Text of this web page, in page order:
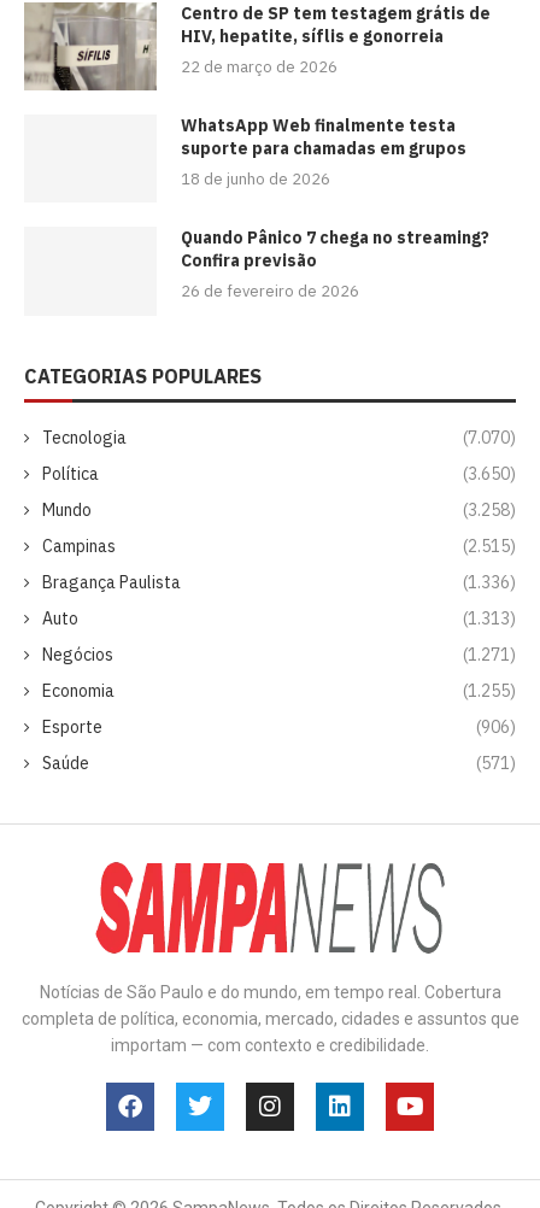
Centro de SP tem testagem grátis de
HIV, hepatite, síflis e gonorreia
22 de março de 2026
WhatsApp Web finalmente testa
suporte para chamadas em grupos
18 de junho de 2026
Quando Pânico 7 chega no streaming?
Confira previsão
26 de fevereiro de 2026
CATEGORIAS POPULARES
Tecnologia
(7.070)
Política
(3.650)
Mundo
(3.258)
Campinas
(2.515)
Bragança Paulista
(1.336)
Auto
(1.313)
Negócios
(1.271)
Economia
(1.255)
Esporte
(906)
Saúde
(571)
Notícias de São Paulo e do mundo, em tempo real. Cobertura
completa de política, economia, mercado, cidades e assuntos que
importam — com contexto e credibilidade.